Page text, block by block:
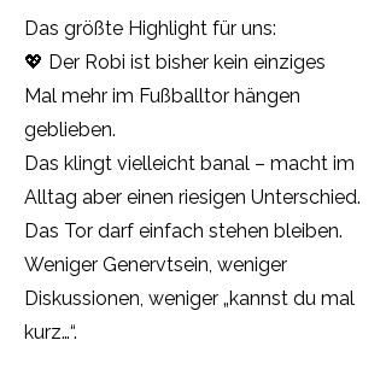
Das größte Highlight für uns:
💖 Der Robi ist bisher kein einziges
Mal mehr im Fußballtor hängen
geblieben.
Das klingt vielleicht banal – macht im
Alltag aber einen riesigen Unterschied.
Das Tor darf einfach stehen bleiben.
Weniger Genervtsein, weniger
Diskussionen, weniger „kannst du mal
kurz…“.